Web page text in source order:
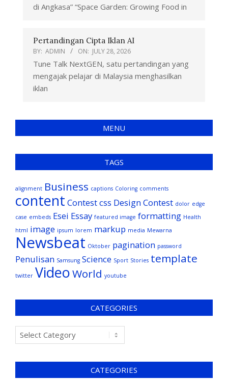
di Angkasa” “Space Garden: Growing Food in
Pertandingan Cipta Iklan AI
BY: ADMIN ON: JULY 28, 2026
Tune Talk NextGEN, satu pertandingan yang
mengajak pelajar di Malaysia menghasilkan
iklan
MENU
TAGS
alignment Business captions Coloring comments
content Contestcss Design Contest dolor edge
case embeds Esei Essay featured image formatting Health
html image ipsum lorem markup media Mewarna
Newsbeat Oktober pagination password
Penulisan Samsung Science Sport Stories template
twitter VideoWorld youtube
CATEGORIES
CATEGORIES